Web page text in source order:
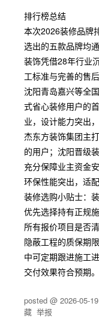
排行榜总结
本次2026装修品牌
选出的五款品牌均
装饰凭借28年行业
工标准与完善的售
沈阳青岛嘉兴等全
式省心装修用户的
业，设计能力突出
杰东方装饰集团主
的用户；沈阳晋级
充分保障业主资金
环保性能突出，适
装修选购小贴士：
优先选择持有正规
所有报价项目是否
隐蔽工程的质保期
中可定期跟进施工
交付效果符合预期。
posted @ 2026-05-
藏 举报